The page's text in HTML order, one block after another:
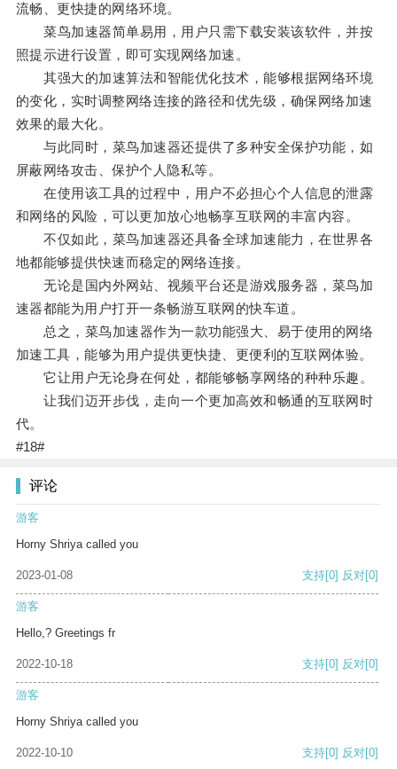
流畅、更快捷的网络环境。
菜鸟加速器简单易用，用户只需下载安装该软件，并按
照提示进行设置，即可实现网络加速。
其强大的加速算法和智能优化技术，能够根据网络环境
的变化，实时调整网络连接的路径和优先级，确保网络加速
效果的最大化。
与此同时，菜鸟加速器还提供了多种安全保护功能，如
屏蔽网络攻击、保护个人隐私等。
在使用该工具的过程中，用户不必担心个人信息的泄露
和网络的风险，可以更加放心地畅享互联网的丰富内容。
不仅如此，菜鸟加速器还具备全球加速能力，在世界各
地都能够提供快速而稳定的网络连接。
无论是国内外网站、视频平台还是游戏服务器，菜鸟加
速器都能为用户打开一条畅游互联网的快车道。
总之，菜鸟加速器作为一款功能强大、易于使用的网络
加速工具，能够为用户提供更快捷、更便利的互联网体验。
它让用户无论身在何处，都能够畅享网络的种种乐趣。
让我们迈开步伐，走向一个更加高效和畅通的互联网时
代。
#18#
评论
游客
Horny Shriya called you
2023-01-08 支持[0] 反对[0]
游客
Hello,? Greetings fr
2022-10-18 支持[0] 反对[0]
游客
Horny Shriya called you
2022-10-10 支持[0] 反对[0]